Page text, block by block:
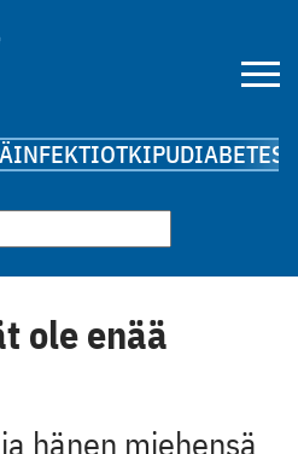
INFEKTIOTKIPUDIABETES
ole enää
hänen miehensä